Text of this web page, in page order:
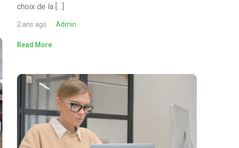
choix de la […]
2 ans ago Admin
Read More